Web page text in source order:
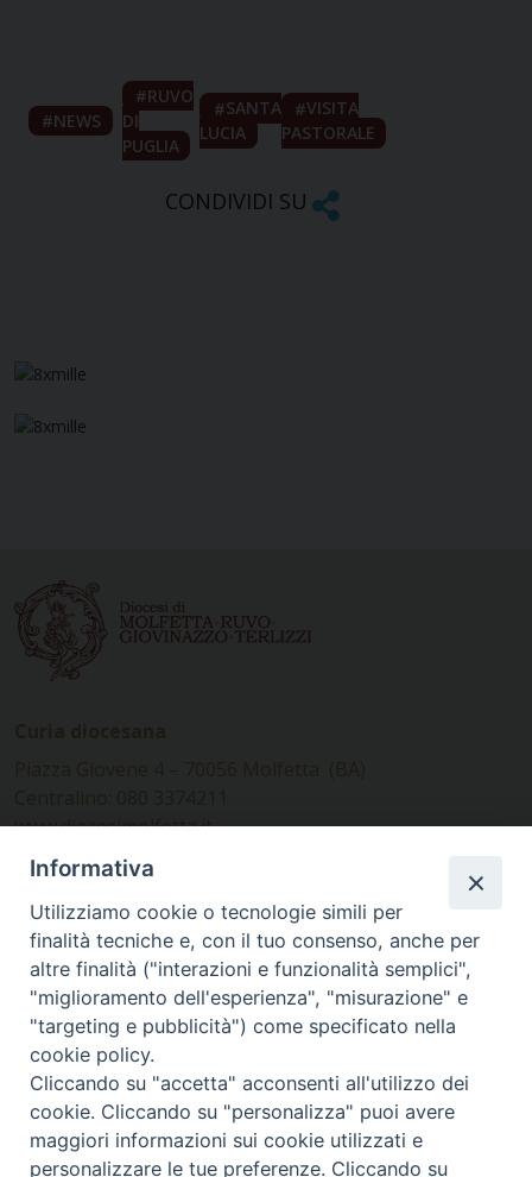
NEWS
RUVO
DI
PUGLIA
SANTA
LUCIA
VISITA
PASTORALE
CONDIVIDI SU
www.diocesimolfetta.it –
diocesimolfetta@pec.chiesacattolica.it
Ufficio Comunicazioni sociali
Piazza Giovene 4 – 70056 Molfetta (BA)
comunicazionisociali@diocesimolfetta.it
SEGUICI SU
Facebook
Instagram
X YouTube
Feed
Informativa
Utilizziamo cookie o tecnologie simili per
finalità tecniche e, con il tuo consenso, anche per
altre finalità ("interazioni e funzionalità semplici",
"miglioramento dell'esperienza", "misurazione" e
"targeting e pubblicità") come specificato nella
cookie policy.
Cliccando su "accetta" acconsenti all'utilizzo dei
cookie. Cliccando su "personalizza" puoi avere
maggiori informazioni sui cookie utilizzati e
personalizzare le tue preferenze. Cliccando su